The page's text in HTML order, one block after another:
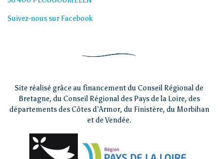
Suivez-nous sur Facebook
Site réalisé grâce au financement du Conseil Régional de
Bretagne, du Conseil Régional des Pays de la Loire, des
départements des Côtes d’Armor, du Finistère, du Morbihan
et de Vendée.